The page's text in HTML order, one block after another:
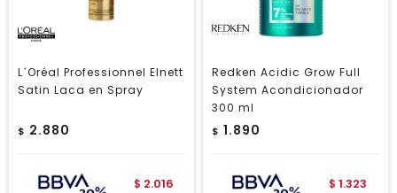
L´Oréal Professionnel Elnett
Satin Laca en Spray
$ 2.880
$ 2.016
Redken Acidic Grow Full
System Acondicionador
300 ml
$ 1.890
$ 1.323